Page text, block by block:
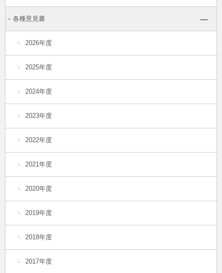
各種意見書
2026年度
2025年度
2024年度
2023年度
2022年度
2021年度
2020年度
2019年度
2018年度
2017年度